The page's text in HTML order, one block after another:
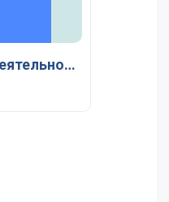
Внешнеэкономическая деятельность